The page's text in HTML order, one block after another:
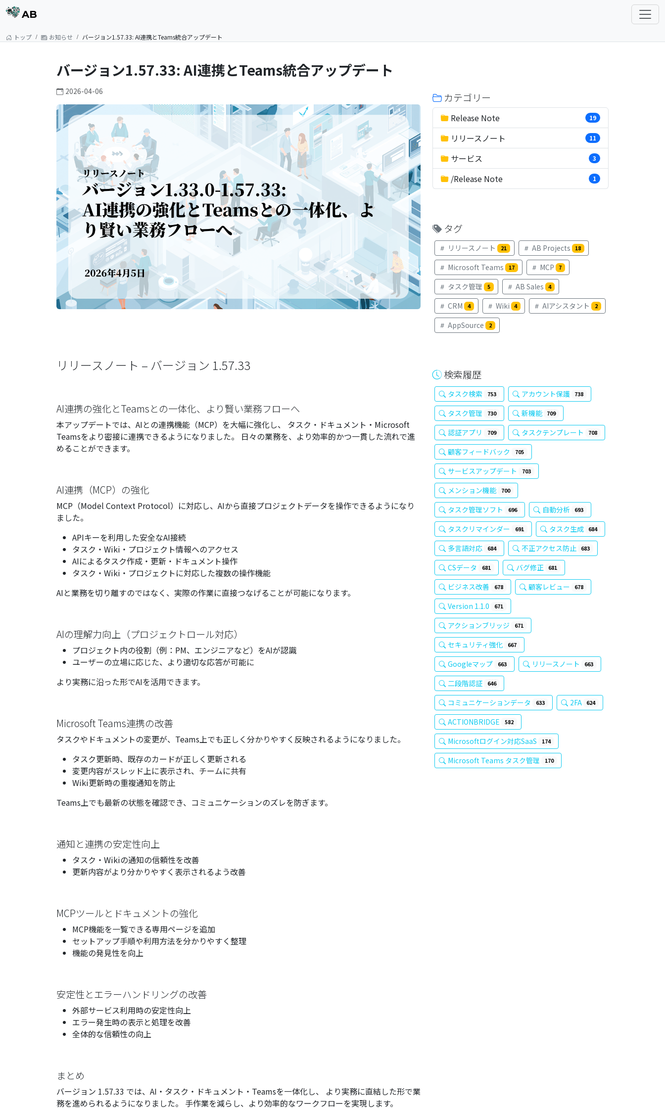
AB
トップ お知らせ バージョン1.57.33: AI連携とTeams統合アップデート
バージョン1.57.33: AI連携とTeams統合アップデート
2026-04-06
リリースノート – バージョン 1.57.33
AI連携の強化とTeamsとの一体化、より賢い業務フローへ
本アップデートでは、AIとの連携機能（MCP）を大幅に強化し、 タスク・ドキュメント・Microsoft
Teamsをより密接に連携できるようになりました。 日々の業務を、より効率的かつ一貫した流れで進
めることができます。
AI連携（MCP）の強化
MCP（Model Context Protocol）に対応し、AIから直接プロジェクトデータを操作できるようになり
ました。
APIキーを利用した安全なAI接続
タスク・Wiki・プロジェクト情報へのアクセス
AIによるタスク作成・更新・ドキュメント操作
タスク・Wiki・プロジェクトに対応した複数の操作機能
AIと業務を切り離すのではなく、実際の作業に直接つなげることが可能になります。
AIの理解力向上（プロジェクトロール対応）
プロジェクト内の役割（例：PM、エンジニアなど）をAIが認識
ユーザーの立場に応じた、より適切な応答が可能に
より実務に沿った形でAIを活用できます。
Microsoft Teams連携の改善
タスクやドキュメントの変更が、Teams上でも正しく分かりやすく反映されるようになりました。
タスク更新時、既存のカードが正しく更新される
変更内容がスレッド上に表示され、チームに共有
Wiki更新時の重複通知を防止
Teams上でも最新の状態を確認でき、コミュニケーションのズレを防ぎます。
通知と連携の安定性向上
タスク・Wikiの通知の信頼性を改善
更新内容がより分かりやすく表示されるよう改善
MCPツールとドキュメントの強化
MCP機能を一覧できる専用ページを追加
セットアップ手順や利用方法を分かりやすく整理
機能の発見性を向上
安定性とエラーハンドリングの改善
外部サービス利用時の安定性向上
エラー発生時の表示と処理を改善
全体的な信頼性の向上
まとめ
バージョン 1.57.33 では、AI・タスク・ドキュメント・Teamsを一体化し、 より実務に直結した形で業
務を進められるようになりました。 手作業を減らし、より効率的なワークフローを実現します。
カテゴリー
Release Note 19
リリースノート 11
サービス 3
/Release Note 1
タグ
リリースノート 21 AB Projects 18
Microsoft Teams 17 MCP 7
タスク管理 5 AB Sales 4
CRM 4 Wiki 4 AIアシスタント 2
AppSource 2
検索履歴
タスク検索 753 アカウント保護 738
タスク管理 730 新機能 709
認証アプリ 709 タスクテンプレート 708
顧客フィードバック 705
サービスアップデート 703
メンション機能 700
タスク管理ソフト 696 自動分析 693
タスクリマインダー 691 タスク生成 684
多言語対応 684 不正アクセス防止 683
CSデータ 681 バグ修正 681
ビジネス改善 678 顧客レビュー 678
Version 1.1.0 671
アクションブリッジ 671
セキュリティ強化 667
Googleマップ 663 リリースノート 663
二段階認証 646
コミュニケーションデータ 633 2FA 624
ACTIONBRIDGE 582
Microsoftログイン対応SaaS 174
Microsoft Teams タスク管理 170